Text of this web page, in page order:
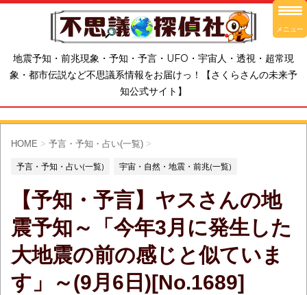
地震予知・前兆現象・予知・予言・UFO・宇宙人・透視・超常現
象・都市伝説など不思議系情報をお届けっ！【さくらさんの未来予
知公式サイト】
HOME > 予言・予知・占い(一覧) >
予言・予知・占い(一覧) 宇宙・自然・地震・前兆(一覧)
【予知・予言】ヤスさんの地
震予知～「今年3月に発生した
大地震の前の感じと似ていま
す」～(9月6日)[No.1689]
メニュー